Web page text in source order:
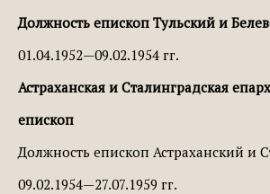
Должность епископ Тульский и
01.04.1952—09.02.1954 гг.
Астраханская и Сталинградская
епископ
Должность епископ Астраханский и
09.02.1954—27.07.1959 гг.